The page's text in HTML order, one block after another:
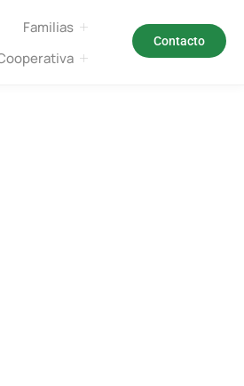
Familias
Contacto